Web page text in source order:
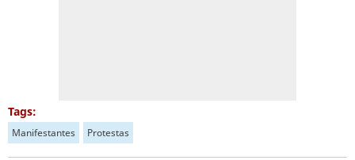
Tags:
Manifestantes Protestas